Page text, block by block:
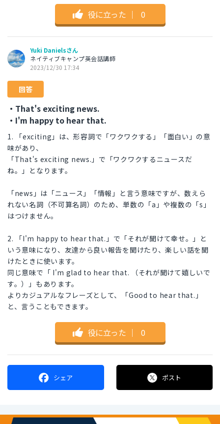
役に立った ｜ 0
Yuki Danielsさん
ネイティブキャンプ英会話講師
2023/12/30 17:34
回答
・That's exciting news.
・I'm happy to hear that.
1. 「exciting」は、形容詞で「ワクワクする」「面白い」の意
味があり、
「That's exciting news.」で「ワクワクするニュースだ
ね。」となります。
「news」は「ニュース」「情報」と言う意味ですが、数えら
れない名詞（不可算名詞）のため、単数の「a」や複数の「s」
はつけません。
2. 「I'm happy to hear that.」で「それが聞けて幸せ。」と
いう意味になり、友達から良い報告を聞けたり、楽しい話を聞
けたときに使います。
同じ意味で「 I'm glad to hear that. （それが聞けて嬉しいで
す。）」もあります。
よりカジュアルなフレーズとして、「Good to hear that.」
と、言うこともできます。
役に立った ｜ 0
シェア ポスト